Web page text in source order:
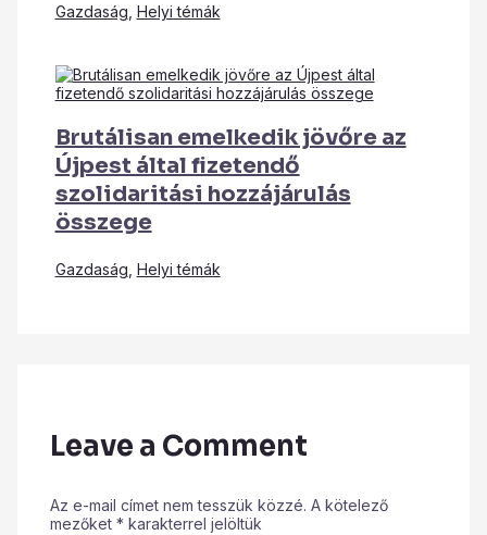
Gazdaság Helyi témák
Brutálisan emelkedik jövőre az
Újpest által fizetendő
szolidaritási hozzájárulás
összege
Gazdaság Helyi témák
Leave a Comment
Az e-mail címet nem tesszük közzé. A kötelező
mezőket * karakterrel jelöltük